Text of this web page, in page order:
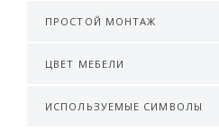
ПРОСТОЙ МОНТАЖ
ЦВЕТ МЕБЕЛИ
ИСПОЛЬЗУЕМЫЕ СИМВОЛЫ